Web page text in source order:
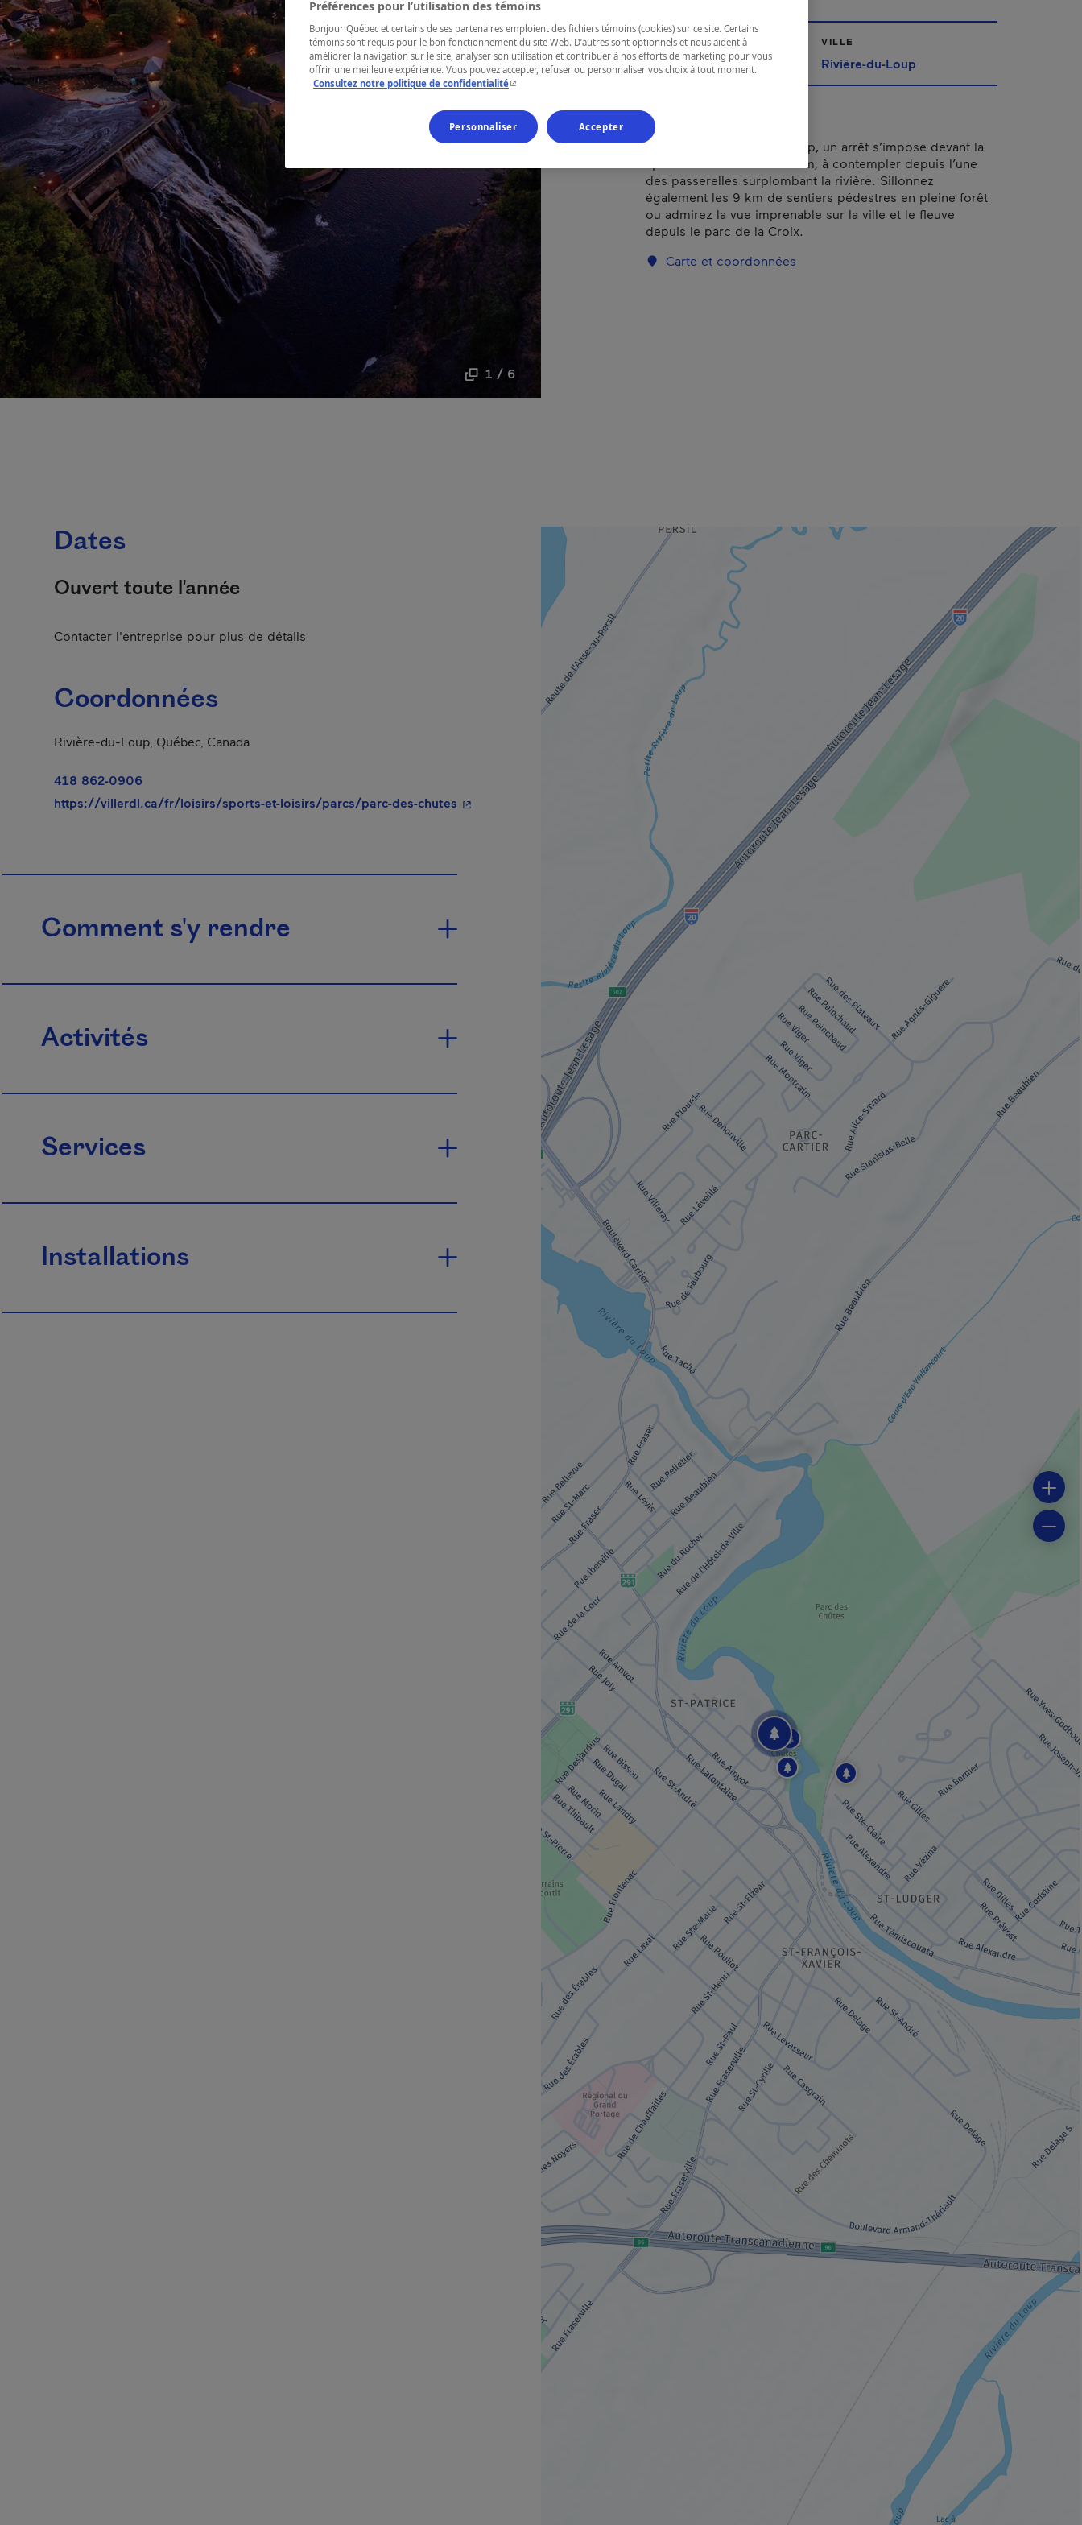
1 / 6
RÉGION
Bas-Saint-Laurent
VILLE
Rivière-du-Loup
Au cœur de Rivière-du-Loup, un arrêt s’impose devant la
spectaculaire chute de 33 m, à contempler depuis l’une
des passerelles surplombant la rivière. Sillonnez
également les 9 km de sentiers pédestres en pleine forêt
ou admirez la vue imprenable sur la ville et le fleuve
depuis le parc de la Croix.
Carte et coordonnées
Dates
Ouvert toute l'année
Contacter l'entreprise pour plus de détails
Coordonnées
Rivière-du-Loup, Québec, Canada
418 862-0906
https://villerdl.ca/fr/loisirs/sports-et-loisirs/parcs/parc-des-chutes - Cet hyperlien s'ouvrira dans une nouvelle fenêtre.
Comment s'y rendre
Activités
Services
Installations
Préférences pour l’utilisation des témoins
Bonjour Québec et certains de ses partenaires emploient des fichiers témoins (cookies) sur ce site. Certains
témoins sont requis pour le bon fonctionnement du site Web. D’autres sont optionnels et nous aident à
améliorer la navigation sur le site, analyser son utilisation et contribuer à nos efforts de marketing pour vous
offrir une meilleure expérience. Vous pouvez accepter, refuser ou personnaliser vos choix à tout moment.
Consultez notre politique de confidentialité- Cet hyperlien s'ouvrira dans une nouvelle fenêtre.
Personnaliser Accepter